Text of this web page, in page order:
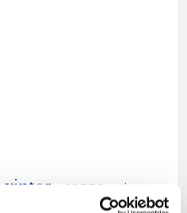
vinter soppa
vin
purjo och bacon